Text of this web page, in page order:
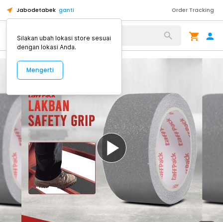
Jabodetabek ganti Order Tracking
Alat Kopi
Silakan ubah lokasi store sesuai
dengan lokasi Anda.
Mengerti